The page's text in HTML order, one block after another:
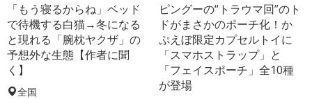
「もう寝るからね」ベッド
で待機する白猫→冬になる
と現れる「腕枕ヤクザ」の
予想外な生態【作者に聞
く】
全国
ピングーの“トラウマ回”のト
ドがまさかのポーチ化！か
ぷえぼ限定カプセルトイに
「スマホストラップ」と
「フェイスポーチ」全10種
が登場